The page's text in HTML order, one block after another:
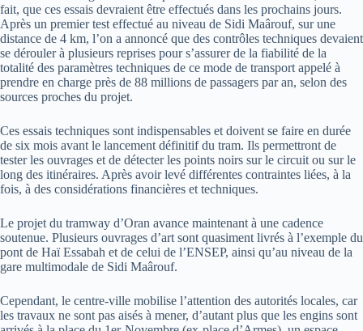
fait, que ces essais devraient être effectués dans les prochains jours.
Après un premier test effectué au niveau de Sidi Maârouf, sur une
distance de 4 km, l’on a annoncé que des contrôles techniques devaient
se dérouler à plusieurs reprises pour s’assurer de la fiabilité de la
totalité des paramètres techniques de ce mode de transport appelé à
prendre en charge près de 88 millions de passagers par an, selon des
sources proches du projet.
Ces essais techniques sont indispensables et doivent se faire en durée
de six mois avant le lancement définitif du tram. Ils permettront de
tester les ouvrages et de détecter les points noirs sur le circuit ou sur le
long des itinéraires. Après avoir levé différentes contraintes liées, à la
fois, à des considérations financières et techniques.
Le projet du tramway d’Oran avance maintenant à une cadence
soutenue. Plusieurs ouvrages d’art sont quasiment livrés à l’exemple du
pont de Haï Essabah et de celui de l’ENSEP, ainsi qu’au niveau de la
gare multimodale de Sidi Maârouf.
Cependant, le centre-ville mobilise l’attention des autorités locales, car
les travaux ne sont pas aisés à mener, d’autant plus que les engins sont